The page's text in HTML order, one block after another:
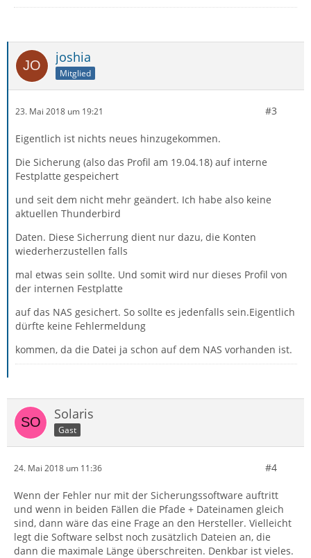
joshia
Mitglied
23. Mai 2018 um 19:21 #3
Eigentlich ist nichts neues hinzugekommen.
Die Sicherung (also das Profil am 19.04.18) auf interne
Festplatte gespeichert
und seit dem nicht mehr geändert. Ich habe also keine
aktuellen Thunderbird
Daten. Diese Sicherrung dient nur dazu, die Konten
wiederherzustellen falls
mal etwas sein sollte. Und somit wird nur dieses Profil von
der internen Festplatte
auf das NAS gesichert. So sollte es jedenfalls sein.Eigentlich
dürfte keine Fehlermeldung
kommen, da die Datei ja schon auf dem NAS vorhanden ist.
Solaris
Gast
24. Mai 2018 um 11:36 #4
Wenn der Fehler nur mit der Sicherungssoftware auftritt
und wenn in beiden Fällen die Pfade + Dateinamen gleich
sind, dann wäre das eine Frage an den Hersteller. Vielleicht
legt die Software selbst noch zusätzlich Dateien an, die
dann die maximale Länge überschreiten. Denkbar ist vieles.